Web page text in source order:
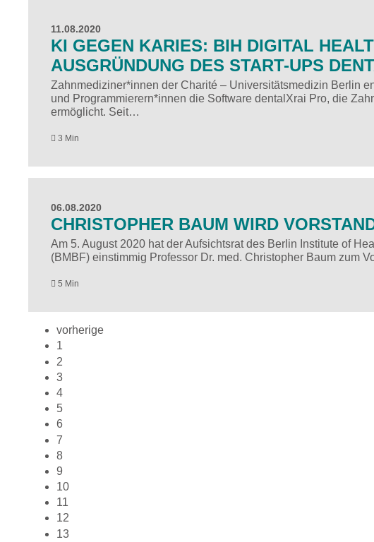
11.08.2020
KI GEGEN KARIES: BIH DIGITAL
AUSGRÜNDUNG DES START-UPS
Zahnmediziner*innen der Charité – Universitätsmedizin Berlin
und Programmierern*innen die Software dentalXrai Pro, die
ermöglicht. Seit…
3 Min
06.08.2020
CHRISTOPHER BAUM WIRD
Am 5. August 2020 hat der Aufsichtsrat des Berlin Institute of
(BMBF) einstimmig Professor Dr. med. Christopher Baum zum
5 Min
vorherige
1
2
3
4
5
6
7
8
9
10
11
12
13